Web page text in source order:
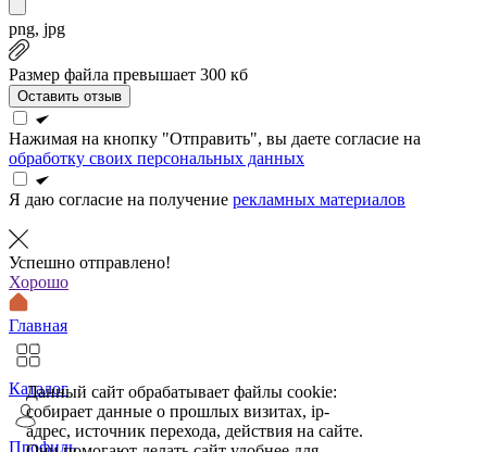
png, jpg
Размер файла превышает 300 кб
Оставить отзыв
Нажимая на кнопку "Отправить", вы даете согласие на
обработку своих персональных данных
Я даю согласие на получение рекламных материалов
Успешно отправлено!
Хорошо
Главная
Каталог
Профиль
Данный сайт обрабатывает файлы cookie:
собирает данные о прошлых визитах, ip-
адрес, источник перехода, действия на сайте.